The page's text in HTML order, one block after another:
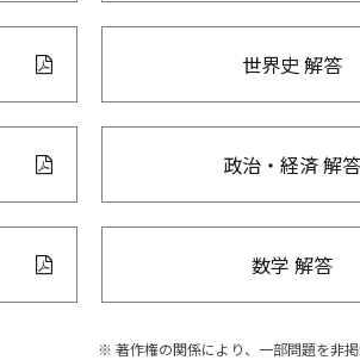
世界史 解答
政治・経済 解答
数学 解答
著作権の関係により、一部問題を非掲